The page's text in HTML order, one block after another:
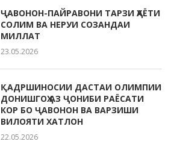
ҶАВОНОН-ПАЙРАВОНИ ТАРЗИ ҲАЁТИ
СОЛИМ ВА НЕРУИ СОЗАНДАИ
МИЛЛАТ
23.05.2026
ҚАДРШИНОСИИ ДАСТАИ ОЛИМПИИ
ДОНИШГОҲ АЗ ҶОНИБИ РАЁСАТИ
КОР БО ҶАВОНОН ВА ВАРЗИШИ
ВИЛОЯТИ ХАТЛОН
22.05.2026